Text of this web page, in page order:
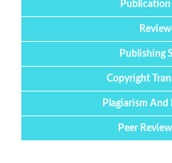
Publishing
Copyright
Plagiarism And
Peer